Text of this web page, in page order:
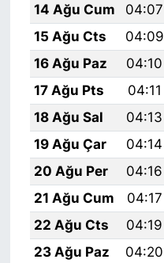
14 Ağu Cum
04:07
15 Ağu Cts
04:09
16 Ağu Paz
04:10
17 Ağu Pts
04:11
18 Ağu Sal
04:13
19 Ağu Çar
04:14
20 Ağu Per
04:16
21 Ağu Cum
04:17
22 Ağu Cts
04:19
23 Ağu Paz
04:20